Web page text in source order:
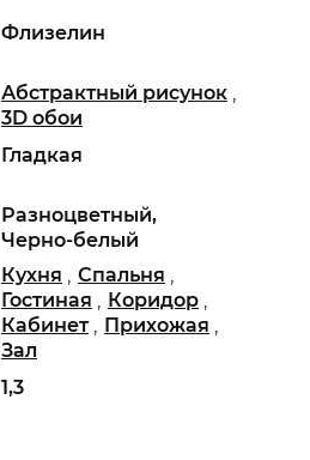
1,3
Разноцветный,
Черно-белый
Абстрактный рисунок ,
3D обои
Флизелин
Кухня , Спальня ,
Гостиная , Коридор ,
Кабинет , Прихожая ,
Зал
Гладкая